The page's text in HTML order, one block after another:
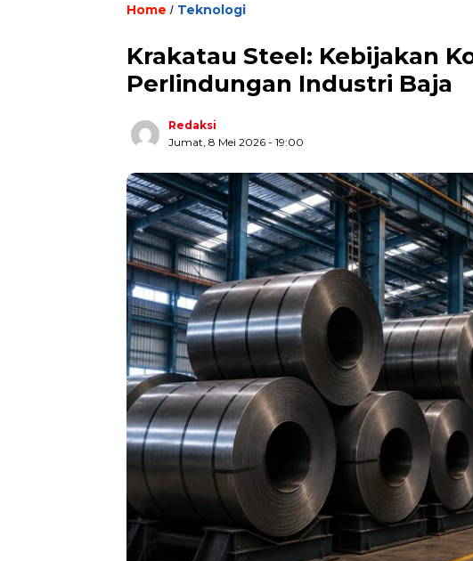
Home / Teknologi
Krakatau Steel: Kebijakan
Perlindungan Industri Baja
Redaksi
Jumat, 8 Mei 2026 - 19:00